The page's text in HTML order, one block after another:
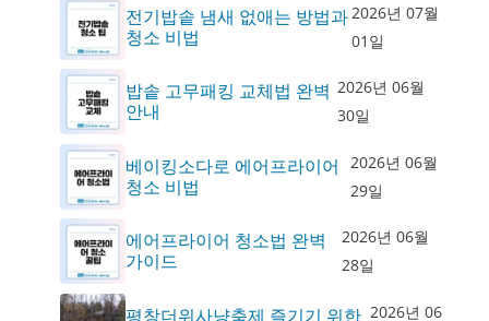
전기밥솥 냄새 없애는 방법과
청소 비법
2026년 07월
01일
밥솥 고무패킹 교체법 완벽
안내
2026년 06월
30일
베이킹소다로 에어프라이어
청소 비법
2026년 06월
29일
에어프라이어 청소법 완벽
가이드
2026년 06월
28일
평창더위사냥축제 즐기기 위한 2026년 06